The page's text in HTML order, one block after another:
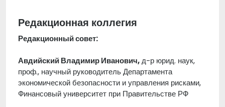
Редакционная коллегия
Редакционный совет:
Авдийский Владимир Иванович,д-р юрид. наук,
проф., научный руководитель Департамента
экономической безопасности и управления рисками,
Финансовый университет при Правительстве РФ